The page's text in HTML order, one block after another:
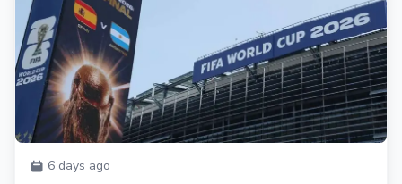
6 days ago